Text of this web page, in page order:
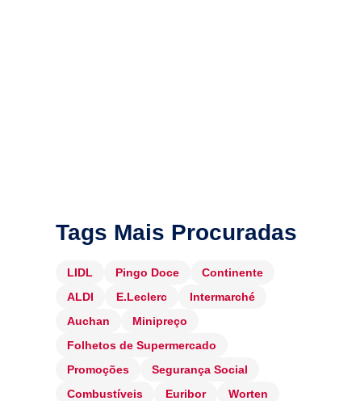
Tags Mais Procuradas
LIDL Pingo Doce
Continente
ALDI
E.Leclerc
Intermarché
Auchan
Minipreço
Folhetos de Supermercado
Promoções
Segurança Social
Combustíveis
Euribor
Worten